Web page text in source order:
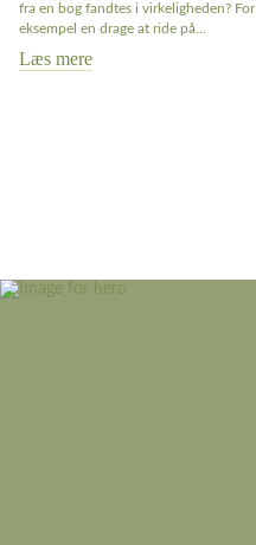
fra en bog fandtes i virkeligheden? For
eksempel en drage at ride på...
Læs mere